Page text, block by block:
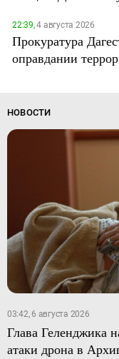
22:39,4 августа 2026
Прокуратура
оправдании
НОВОСТИ
03:42, 6 августа 2026
Глава Геленджика
атаки дрона в